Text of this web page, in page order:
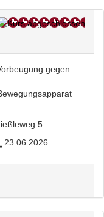
gegen
5
23.06.2026